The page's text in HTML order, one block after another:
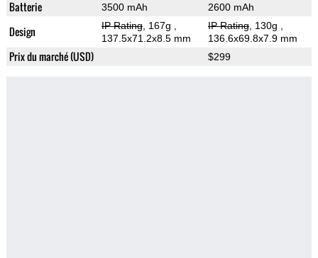
Batterie 3500 mAh 2600 mAh
Design IP Rating, 167g
137.5x71.2x8.5 mm
IP Rating, 130g
136.6x69.8x7.9 mm
Prix du marché (USD) $299